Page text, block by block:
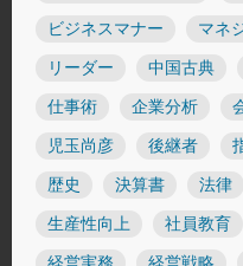
ビジネスマナー マネ
リーダー 中国古典
仕事術 企業分析
児玉尚彦 後継者
歴史 決算書 法律
生産性向上 社員教育